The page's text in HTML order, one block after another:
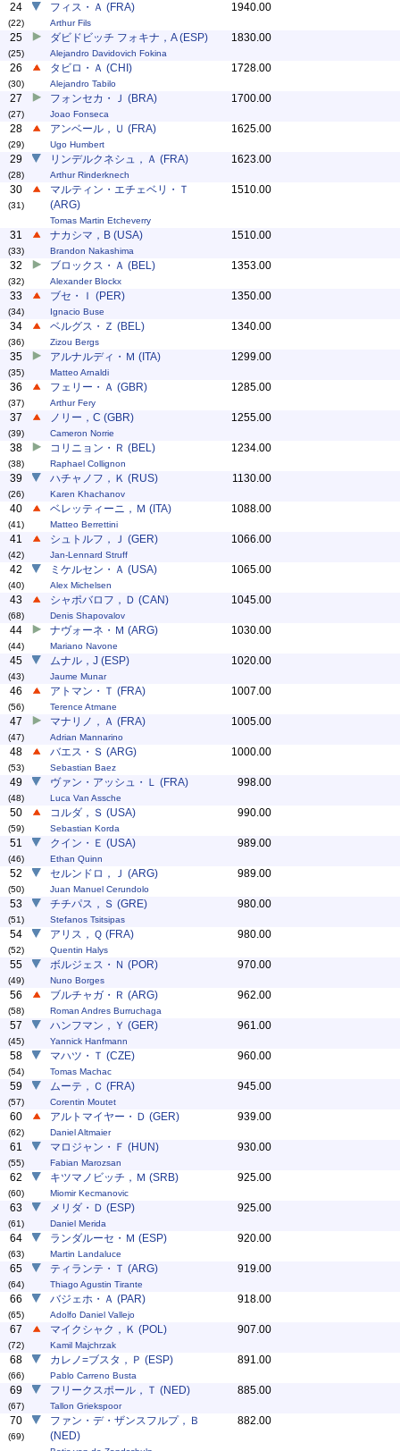
24
(22)
フィス・Ａ (FRA)
Arthur Fils
1940.00
25
(25)
ダビドビッチ フォキナ，A (ESP)
Alejandro Davidovich Fokina
1830.00
26
(30)
タビロ・Ａ (CHI)
Alejandro Tabilo
1728.00
27
(27)
フォンセカ・Ｊ (BRA)
Joao Fonseca
1700.00
28
(29)
アンベール，Ｕ (FRA)
Ugo Humbert
1625.00
29
(28)
リンデルクネシュ，Ａ (FRA)
Arthur Rinderknech
1623.00
30
(31)
マルティン・エチェベリ・Ｔ
(ARG)
Tomas Martin Etcheverry
1510.00
31
(33)
ナカシマ，B (USA)
Brandon Nakashima
1510.00
32
(32)
ブロックス・Ａ (BEL)
Alexander Blockx
1353.00
33
(34)
ブセ・Ｉ (PER)
Ignacio Buse
1350.00
34
(36)
ベルグス・Ｚ (BEL)
Zizou Bergs
1340.00
35
(35)
アルナルディ・Ｍ (ITA)
Matteo Arnaldi
1299.00
36
(37)
フェリー・Ａ (GBR)
Arthur Fery
1285.00
37
(39)
ノリー，C (GBR)
Cameron Norrie
1255.00
38
(38)
コリニョン・Ｒ (BEL)
Raphael Collignon
1234.00
39
(26)
ハチャノフ，Ｋ (RUS)
Karen Khachanov
1130.00
40
(41)
ベレッティーニ，Ｍ (ITA)
Matteo Berrettini
1088.00
41
(42)
シュトルフ，Ｊ (GER)
Jan-Lennard Struff
1066.00
42
(40)
ミケルセン・Ａ (USA)
Alex Michelsen
1065.00
43
(68)
シャポバロフ，Ｄ (CAN)
Denis Shapovalov
1045.00
44
(44)
ナヴォーネ・Ｍ (ARG)
Mariano Navone
1030.00
45
(43)
ムナル，J (ESP)
Jaume Munar
1020.00
46
(56)
アトマン・Ｔ (FRA)
Terence Atmane
1007.00
47
(47)
マナリノ，Ａ (FRA)
Adrian Mannarino
1005.00
48
(53)
バエス・Ｓ (ARG)
Sebastian Baez
1000.00
49
(48)
ヴァン・アッシュ・Ｌ (FRA)
Luca Van Assche
998.00
50
(59)
コルダ，Ｓ (USA)
Sebastian Korda
990.00
51
(46)
クイン・Ｅ (USA)
Ethan Quinn
989.00
52
(50)
セルンドロ，Ｊ (ARG)
Juan Manuel Cerundolo
989.00
53
(51)
チチパス，Ｓ (GRE)
Stefanos Tsitsipas
980.00
54
(52)
アリス，Ｑ (FRA)
Quentin Halys
980.00
55
(49)
ボルジェス・Ｎ (POR)
Nuno Borges
970.00
56
(58)
ブルチャガ・Ｒ (ARG)
Roman Andres Burruchaga
962.00
57
(45)
ハンフマン，Ｙ (GER)
Yannick Hanfmann
961.00
58
(54)
マハツ・Ｔ (CZE)
Tomas Machac
960.00
59
(57)
ムーテ，Ｃ (FRA)
Corentin Moutet
945.00
60
(62)
アルトマイヤー・Ｄ (GER)
Daniel Altmaier
939.00
61
(55)
マロジャン・Ｆ (HUN)
Fabian Marozsan
930.00
62
(60)
キツマノビッチ，Ｍ (SRB)
Miomir Kecmanovic
925.00
63
(61)
メリダ・Ｄ (ESP)
Daniel Merida
925.00
64
(63)
ランダルーセ・Ｍ (ESP)
Martin Landaluce
920.00
65
(64)
ティランテ・Ｔ (ARG)
Thiago Agustin Tirante
919.00
66
(65)
バジェホ・Ａ (PAR)
Adolfo Daniel Vallejo
918.00
67
(72)
マイクシャク，Ｋ (POL)
Kamil Majchrzak
907.00
68
(66)
カレノ=ブスタ，Ｐ (ESP)
Pablo Carreno Busta
891.00
69
(67)
フリークスポール，Ｔ (NED)
Tallon Griekspoor
885.00
70
(69)
ファン・デ・ザンスフルプ，Ｂ
(NED)
882.00